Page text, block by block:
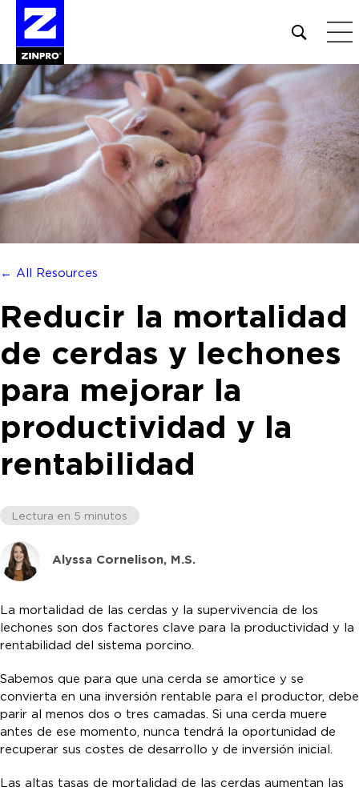
Open
site
search
Buscar:
← All Resources
Reducir la mortalidad
de cerdas y lechones
para mejorar la
productividad y la
rentabilidad
Lectura en 5 minutos
Alyssa Cornelison, M.S.
La mortalidad de las cerdas y la supervivencia de los
lechones son dos factores clave para la productividad y la
rentabilidad del sistema porcino.
Sabemos que para que una cerda se amortice y se
convierta en una inversión rentable para el productor, debe
parir al menos dos o tres camadas. Si una cerda muere
antes de ese momento, nunca tendrá la oportunidad de
recuperar sus costes de desarrollo y de inversión inicial.
Las altas tasas de mortalidad de las cerdas aumentan las